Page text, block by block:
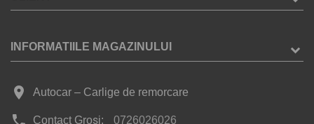
INFORMATIILE MAGAZINULUI
place Autocar – Carlige de remorcare
phone Contact Groși: 0726026026